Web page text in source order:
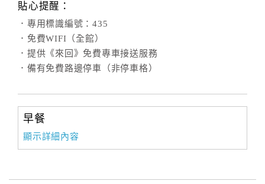
品
宣
傳
貼心提醒：
．專用標識編號：435
．免費WIFI（全館）
．提供《來回》免費專車接送服務
．備有免費路邊停車（非停車格）
早餐
顯示詳細內容